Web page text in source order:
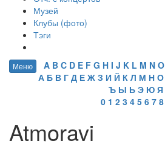
Музей
Клубы (фото)
Тэги
Меню A B C D E F G H I J K L M N O
А Б В Г Д Е Ж З И Й К Л М Н О
Ъ Ы Ь Э Ю Я
0 1 2 3 4 5 6 7 8
Atmoravi